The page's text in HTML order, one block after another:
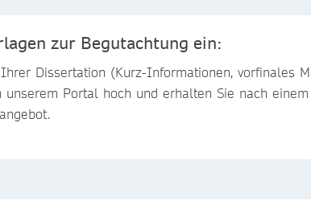
zur Begutachtung ein:
Dissertation (Kurz-Informationen, vorfinales
unserem Portal hoch und erhalten Sie nach